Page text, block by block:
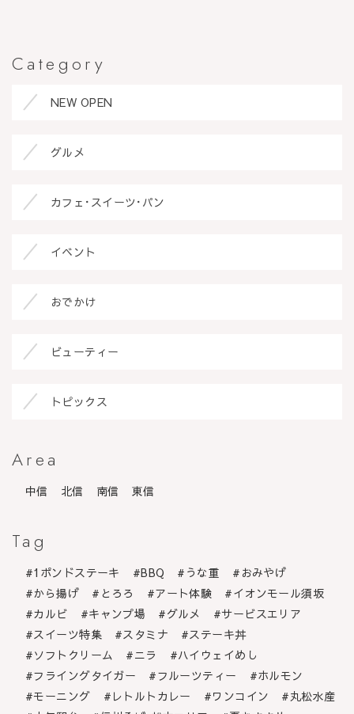
Category
NEW OPEN
グルメ
カフェ･スイーツ･パン
イベント
おでかけ
ビューティー
トピックス
Area
中信 北信 南信 東信
Tag
1ポンドステーキ BBQ うな重
おみやげ
から揚げ
とろろ アート体験
イオンモール須坂
カルビ
キャンプ場 グルメ
サービスエリア
スイーツ特集
スタミナ
ステーキ丼
ソフトクリーム
ニラ
ハイウェイめし
フライングタイガー
フルーツティー
ホルモン
モーニング
レトルトカレー ワンコイン
丸松水産